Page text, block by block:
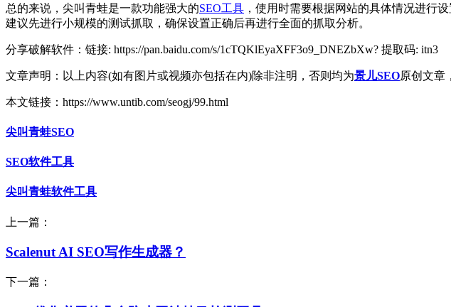
总的来说，尖叫青蛙是一款功能强大的SEO工具 ，使用时需要根据网站的具体情况进行
建议先进行小规模的测试抓取，确保设置正确后再进行全面的抓取分析。
分享破解软件：链接: https://pan.baidu.com/s/1cTQKlEyaXFF3o9_DNEZbXw? 提取码: itn3
文章声明：以上内容(如有图片或视频亦包括在内)除非注明，否则均为景儿SEO原创文章
本文链接：https://www.untib.com/seogj/99.html
尖叫青蛙SEO
SEO软件工具
尖叫青蛙软件工具
上一篇：
Scalenut AI SEO写作生成器？
下一篇：